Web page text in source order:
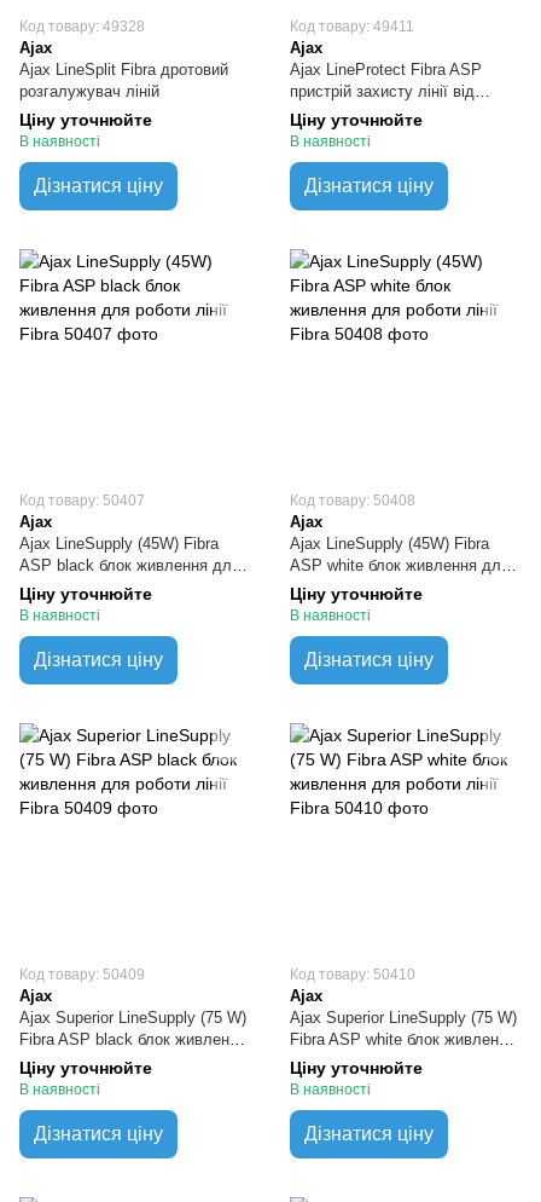
Код товару: 49328
Ajax
Ajax LineSplit Fibra дротовий
розгалужувач ліній
Ціну уточнюйте
В наявності
Дізнатися ціну
Код товару: 49411
Ajax
Ajax LineProtect Fibra ASP
пристрій захисту лінії від
ураження
Ціну уточнюйте
В наявності
Дізнатися ціну
Код товару: 50407
Ajax
Ajax LineSupply (45W) Fibra
ASP black блок живлення для
роботи лінії Fibra
Ціну уточнюйте
В наявності
Дізнатися ціну
Код товару: 50408
Ajax
Ajax LineSupply (45W) Fibra
ASP white блок живлення для
роботи лінії Fibra
Ціну уточнюйте
В наявності
Дізнатися ціну
Код товару: 50409
Ajax
Ajax Superior LineSupply (75 W)
Fibra ASP black блок живлення
для роботи лінії Fibra
Ціну уточнюйте
В наявності
Дізнатися ціну
Код товару: 50410
Ajax
Ajax Superior LineSupply (75 W)
Fibra ASP white блок живлення
для роботи лінії Fibra
Ціну уточнюйте
В наявності
Дізнатися ціну